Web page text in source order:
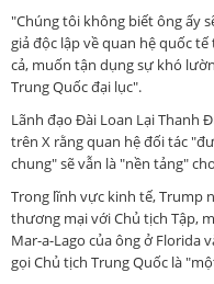
"Chúng tôi không biết ông ấy
giả độc lập về quan hệ quốc
cả, muốn tận dụng sự khó
Trung Quốc đại lục".
Lãnh đạo Đài Loan Lại Thanh
trên X rằng quan hệ đối tác
chung" sẽ vẫn là "nền tảng"
Trong lĩnh vực kinh tế, Trump
thương mại với Chủ tịch Tập,
Mar-a-Lago của ông ở Florida
gọi Chủ tịch Trung Quốc là